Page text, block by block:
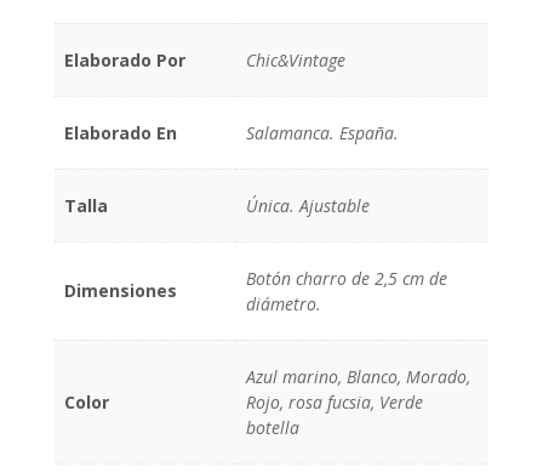
Elaborado Por Chic&Vintage
Elaborado En Salamanca. España.
Talla Única. Ajustable
Dimensiones
Botón charro de 2,5 cm de
diámetro.
Color
Azul marino, Blanco, Morado,
Rojo, rosa fucsia, Verde
botella